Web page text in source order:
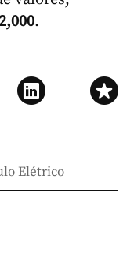
.
Elétrico